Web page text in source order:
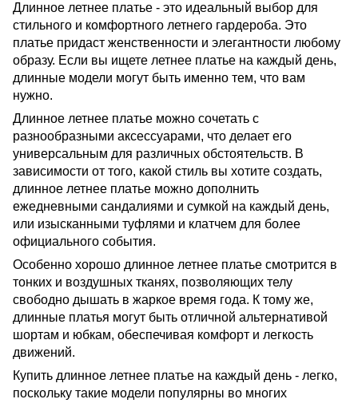
Длинное летнее платье - это идеальный выбор для
стильного и комфортного летнего гардероба. Это
платье придаст женственности и элегантности любому
образу. Если вы ищете летнее платье на каждый день,
длинные модели могут быть именно тем, что вам
нужно.
Длинное летнее платье можно сочетать с
разнообразными аксессуарами, что делает его
универсальным для различных обстоятельств. В
зависимости от того, какой стиль вы хотите создать,
длинное летнее платье можно дополнить
ежедневными сандалиями и сумкой на каждый день,
или изысканными туфлями и клатчем для более
официального события.
Особенно хорошо длинное летнее платье смотрится в
тонких и воздушных тканях, позволяющих телу
свободно дышать в жаркое время года. К тому же,
длинные платья могут быть отличной альтернативой
шортам и юбкам, обеспечивая комфорт и легкость
движений.
Купить длинное летнее платье на каждый день - легко,
поскольку такие модели популярны во многих